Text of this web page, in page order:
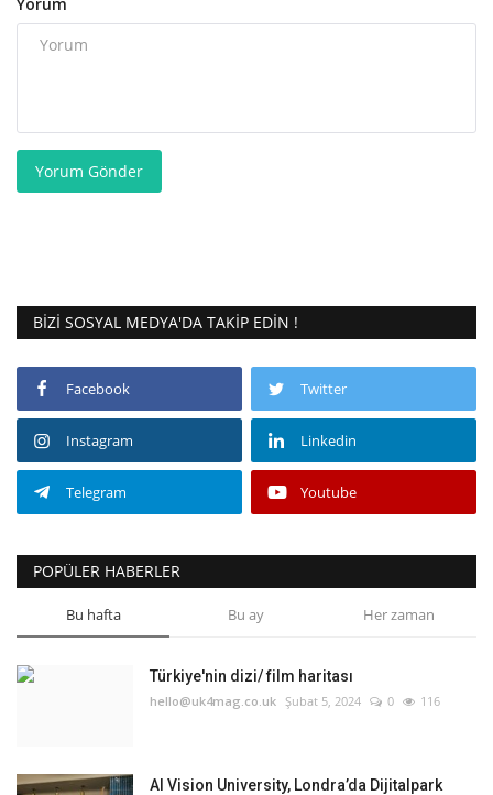
Yorum
Yorum Gönder
BIZI SOSYAL MEDYA'DA TAKIP EDIN !
Facebook Twitter
Instagram Linkedin
Telegram Youtube
POPÜLER HABERLER
Bu hafta Bu ay Her zaman
Türkiye'nin dizi/ film haritası
hello@uk4mag.co.uk Şubat 5, 2024 0 116
AI Vision University, Londra’da Dijitalpark